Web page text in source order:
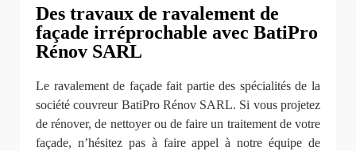
Des travaux de ravalement de
façade irréprochable avec BatiPro
Rénov SARL
Le ravalement de façade fait partie des spécialités de la
société couvreur BatiPro Rénov SARL. Si vous projetez
de rénover, de nettoyer ou de faire un traitement de votre
façade, n’hésitez pas à faire appel à notre équipe de